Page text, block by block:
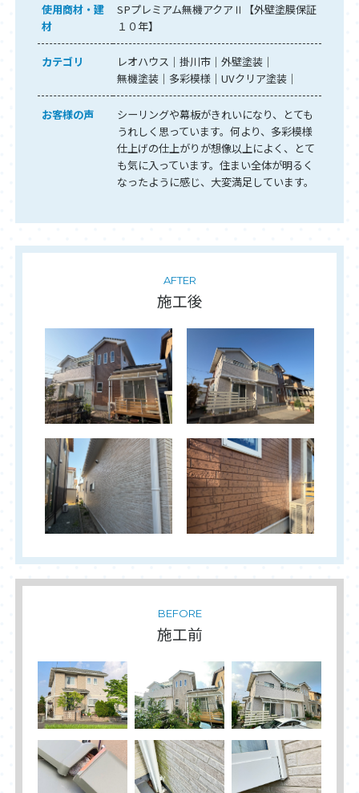
使用商材・建
材
SPプレミアム無機アクアⅡ【外壁塗膜保証
１０年】
カテゴリ レオハウス 掛川市
外壁塗装
無機塗装
多彩模様 UVクリア塗装
お客様の声
シーリングや幕板がきれいになり、とても
うれしく思っています。何より、多彩模様
仕上げの仕上がりが想像以上によく、とて
も気に入っています。住まい全体が明るく
なったように感じ、大変満足しています。
AFTER
施工後
BEFORE
施工前